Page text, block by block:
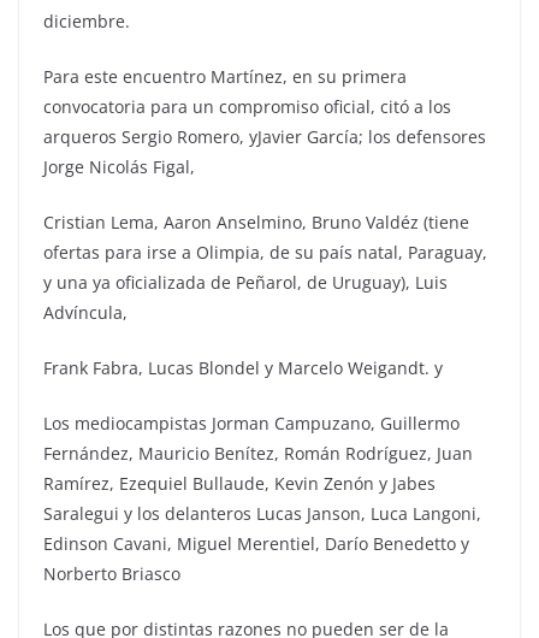
diciembre.
Para este encuentro Martínez, en su primera
convocatoria para un compromiso oficial, citó a los
arqueros Sergio Romero, yJavier García; los defensores
Jorge Nicolás Figal,
Cristian Lema, Aaron Anselmino, Bruno Valdéz (tiene
ofertas para irse a Olimpia, de su país natal, Paraguay,
y una ya oficializada de Peñarol, de Uruguay), Luis
Advíncula,
Frank Fabra, Lucas Blondel y Marcelo Weigandt. y
Los mediocampistas Jorman Campuzano, Guillermo
Fernández, Mauricio Benítez, Román Rodríguez, Juan
Ramírez, Ezequiel Bullaude, Kevin Zenón y Jabes
Saralegui y los delanteros Lucas Janson, Luca Langoni,
Edinson Cavani, Miguel Merentiel, Darío Benedetto y
Norberto Briasco
Los que por distintas razones no pueden ser de la